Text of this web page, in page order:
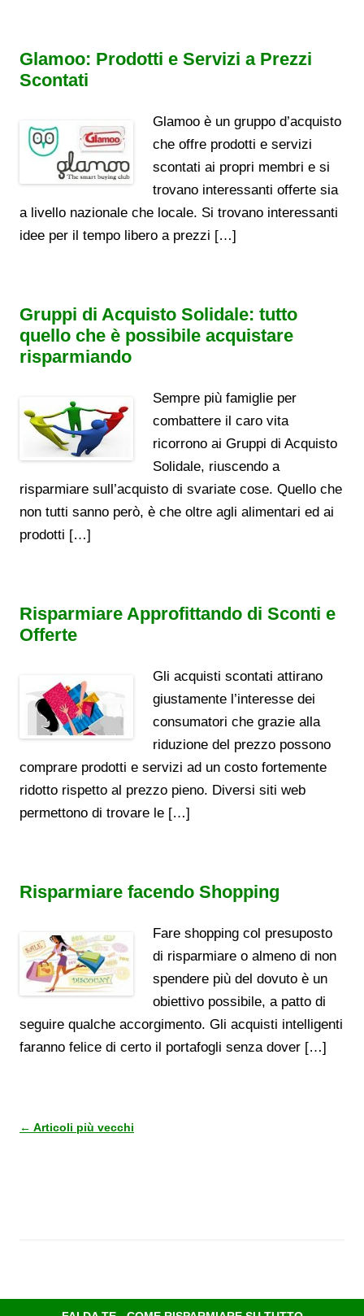
Glamoo: Prodotti e Servizi a Prezzi
Scontati
Glamoo è un gruppo d’acquisto
che offre prodotti e servizi
scontati ai propri membri e si
trovano interessanti offerte sia
a livello nazionale che locale. Si trovano interessanti
idee per il tempo libero a prezzi […]
Gruppi di Acquisto Solidale: tutto
quello che è possibile acquistare
risparmiando
Sempre più famiglie per
combattere il caro vita
ricorrono ai Gruppi di Acquisto
Solidale, riuscendo a
risparmiare sull’acquisto di svariate cose. Quello che
non tutti sanno però, è che oltre agli alimentari ed ai
prodotti […]
Risparmiare Approfittando di Sconti e
Offerte
Gli acquisti scontati attirano
giustamente l’interesse dei
consumatori che grazie alla
riduzione del prezzo possono
comprare prodotti e servizi ad un costo fortemente
ridotto rispetto al prezzo pieno. Diversi siti web
permettono di trovare le […]
Risparmiare facendo Shopping
Fare shopping col presuposto
di risparmiare o almeno di non
spendere più del dovuto è un
obiettivo possibile, a patto di
seguire qualche accorgimento. Gli acquisti intelligenti
faranno felice di certo il portafogli senza dover […]
Navigazione
← Articoli più vecchi